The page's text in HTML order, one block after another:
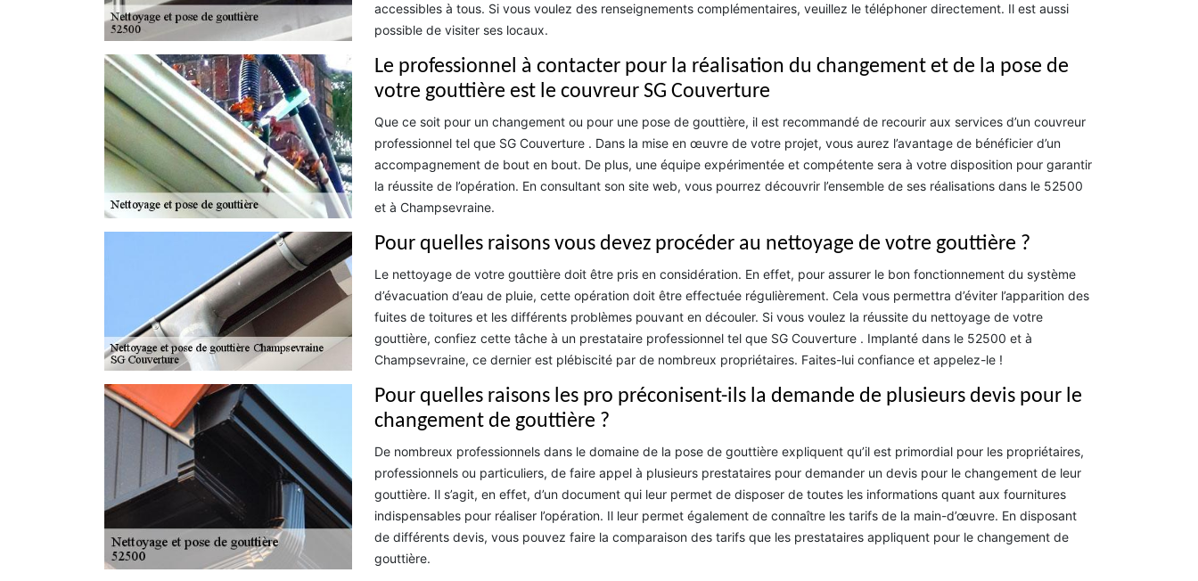
accessibles à tous. Si vous voulez des renseignements complémentaires, veuillez le téléphoner directement. Il est aussi
possible de visiter ses locaux.
Le professionnel à contacter pour la réalisation du changement et de la pose de
votre gouttière est le couvreur SG Couverture
Que ce soit pour un changement ou pour une pose de gouttière, il est recommandé de recourir aux services d’un couvreur
professionnel tel que SG Couverture . Dans la mise en œuvre de votre projet, vous aurez l’avantage de bénéficier d’un
accompagnement de bout en bout. De plus, une équipe expérimentée et compétente sera à votre disposition pour garantir
la réussite de l’opération. En consultant son site web, vous pourrez découvrir l’ensemble de ses réalisations dans le 52500
et à Champsevraine.
Pour quelles raisons vous devez procéder au nettoyage de votre gouttière ?
Le nettoyage de votre gouttière doit être pris en considération. En effet, pour assurer le bon fonctionnement du système
d’évacuation d’eau de pluie, cette opération doit être effectuée régulièrement. Cela vous permettra d’éviter l’apparition des
fuites de toitures et les différents problèmes pouvant en découler. Si vous voulez la réussite du nettoyage de votre
gouttière, confiez cette tâche à un prestataire professionnel tel que SG Couverture . Implanté dans le 52500 et à
Champsevraine, ce dernier est plébiscité par de nombreux propriétaires. Faites-lui confiance et appelez-le !
Pour quelles raisons les pro préconisent-ils la demande de plusieurs devis pour le
changement de gouttière ?
De nombreux professionnels dans le domaine de la pose de gouttière expliquent qu’il est primordial pour les propriétaires,
professionnels ou particuliers, de faire appel à plusieurs prestataires pour demander un devis pour le changement de leur
gouttière. Il s’agit, en effet, d’un document qui leur permet de disposer de toutes les informations quant aux fournitures
indispensables pour réaliser l’opération. Il leur permet également de connaître les tarifs de la main-d’œuvre. En disposant
de différents devis, vous pouvez faire la comparaison des tarifs que les prestataires appliquent pour le changement de
gouttière.